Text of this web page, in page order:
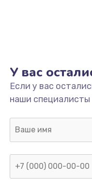
У вас
Если у вас
наши